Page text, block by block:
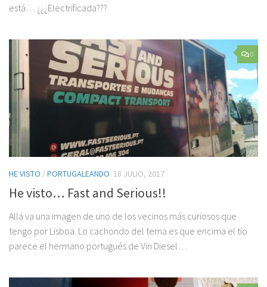
está… ¿¿¿Electrificada???
0
HE VISTO /PORTUGALEANDO 18 JULIO, 2017
He visto… Fast and Serious!!
Allá va una imagen de uno de los vecinos más curiosos que
tengo por Lisboa. Lo cachondo del tema es que encima el tío
parece el hermano portugués de Vin Diesel…